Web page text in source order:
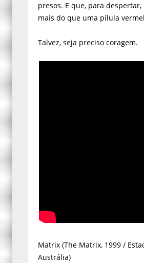
presos. E que, para
mais do que uma pílula
Talvez, seja preciso coragem.
Matrix (The Matrix, 1999 /
Austrália)